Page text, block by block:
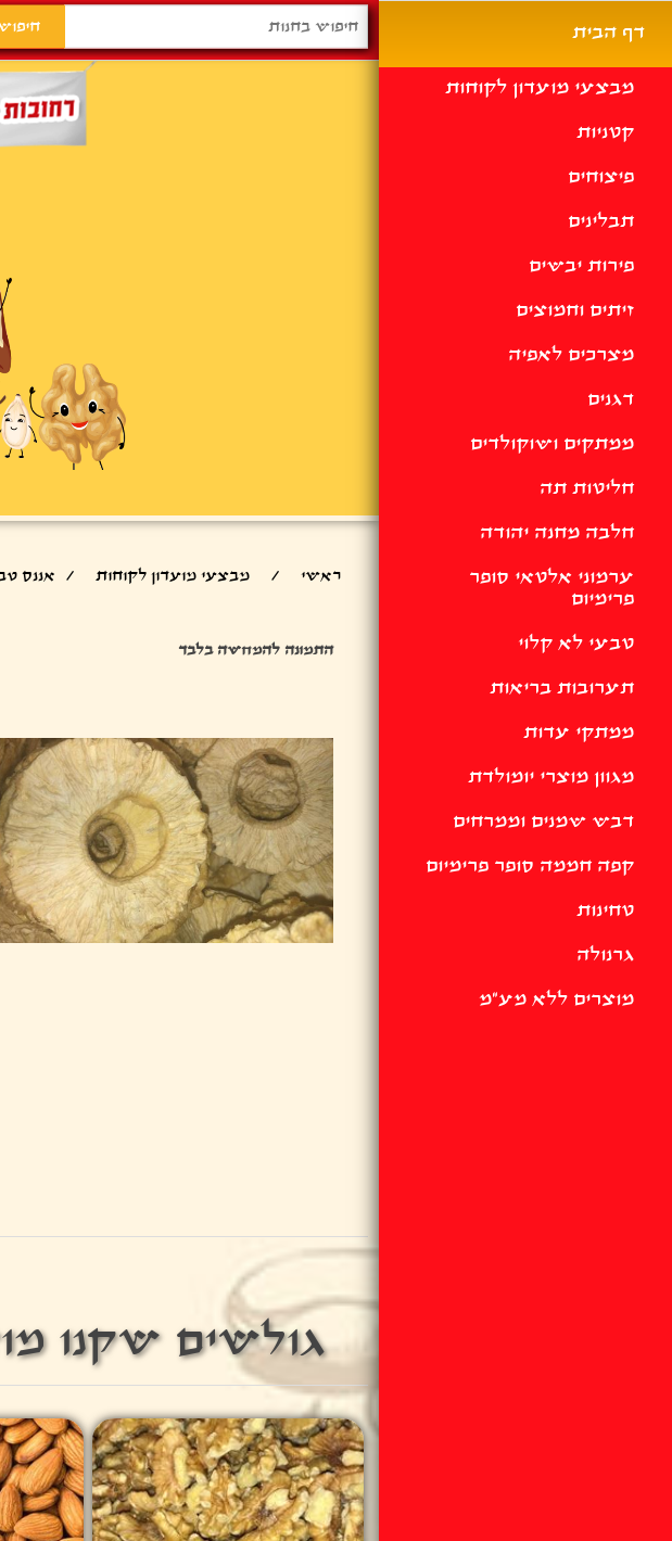
דף הבית
מבצעי מועדון לקוחות
קטניות
פיצוחים
תבלינים
פירות יבשים
זיתים וחמוצים
מצרכים לאפיה
דגנים
ממתקים ושוקולדים
חליטות תה
חלבה מחנה יהודה
ערמוני אלטאי סופר
פרימיום
טבעי לא קלוי
תערובות בריאות
ממתקי עדות
מגוון מוצרי יומולדת
דבש שמנים וממרחים
קפה חממה סופר פרימיום
טחינות
גרנולה
מוצרים ללא מע"מ
ראשי / מבצעי מועדון לקוחות / אננס טבעי -
התמונה להמחשה בלבד
גולשים שקנו